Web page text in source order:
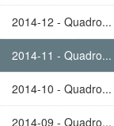
2014-12 - Quadro...
2014-11 - Quadro...
2014-10 - Quadro...
2014-09 - Quadro...